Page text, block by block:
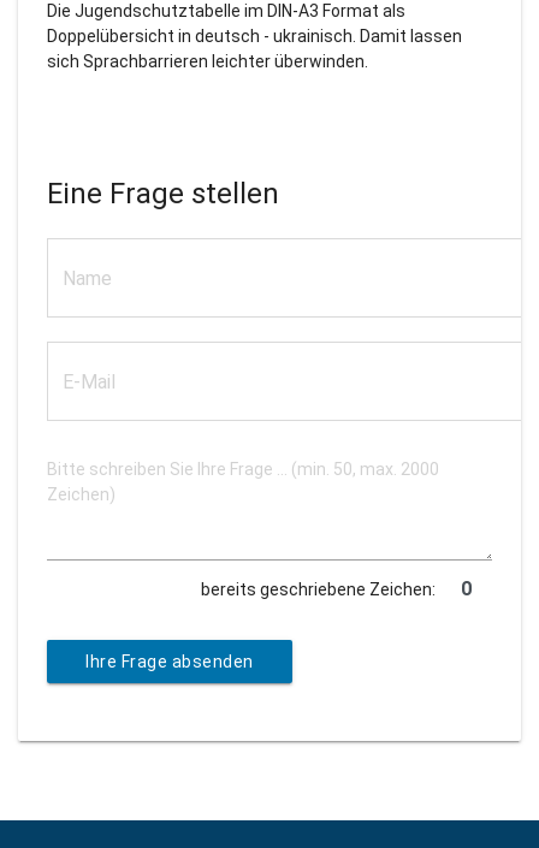
Die Jugendschutztabelle im DIN-A3 Format als
Doppelübersicht in deutsch - ukrainisch. Damit lassen
sich Sprachbarrieren leichter überwinden.
Eine Frage stellen
bereits geschriebene Zeichen:
Ihre Frage absenden